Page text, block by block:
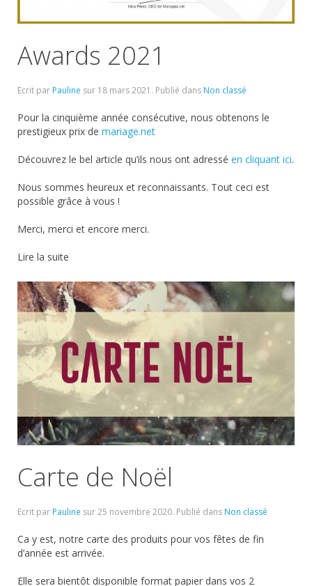
Awards 2021
Ecrit par Pauline sur 18 mars 2021 . Publié dans Non classé
Pour la cinquième année consécutive, nous obtenons le
prestigieux prix de mariage.net
Découvrez le bel article qu’ils nous ont adressé en cliquant ici.
Nous sommes heureux et reconnaissants. Tout ceci est
possible grâce à vous !
Merci, merci et encore merci.
Lire la suite
Carte de Noël
Ecrit par Pauline sur25 novembre 2020. Publié dans Non classé
Ca y est, notre carte des produits pour vos fêtes de fin
d’année est arrivée.
Elle sera bientôt disponible format papier dans vos 2